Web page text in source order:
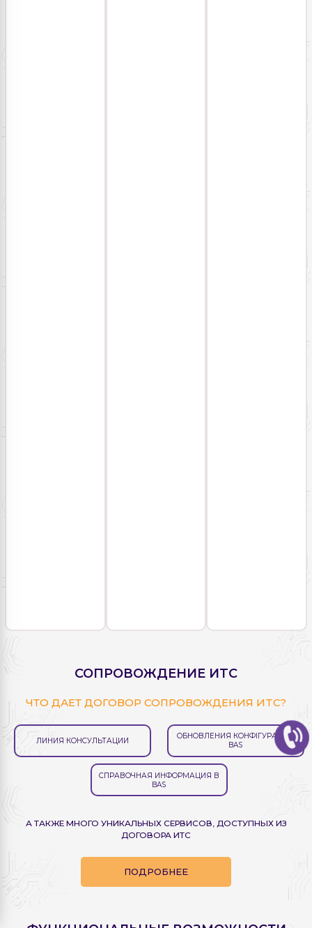
СОПРОВОЖДЕНИЕ ИTC
ЧТО ДАЕТ ДОГОВОР СОПРОВОЖДЕНИЯ ИTC?
ЛИНИЯ КОНСУЛЬТАЦИИ
ОБНОВЛЕНИЯ КОНФІГУРАЦИЙ
BAS
СПРАВОЧНАЯ ИНФОРМАЦИЯ В
BAS
А ТАКЖЕ МНОГО УНИКАЛЬНЫХ СЕРВИСОВ, ДОСТУПНЫХ ИЗ
ДОГОВОРА ИТС
ПОДРОБНЕЕ